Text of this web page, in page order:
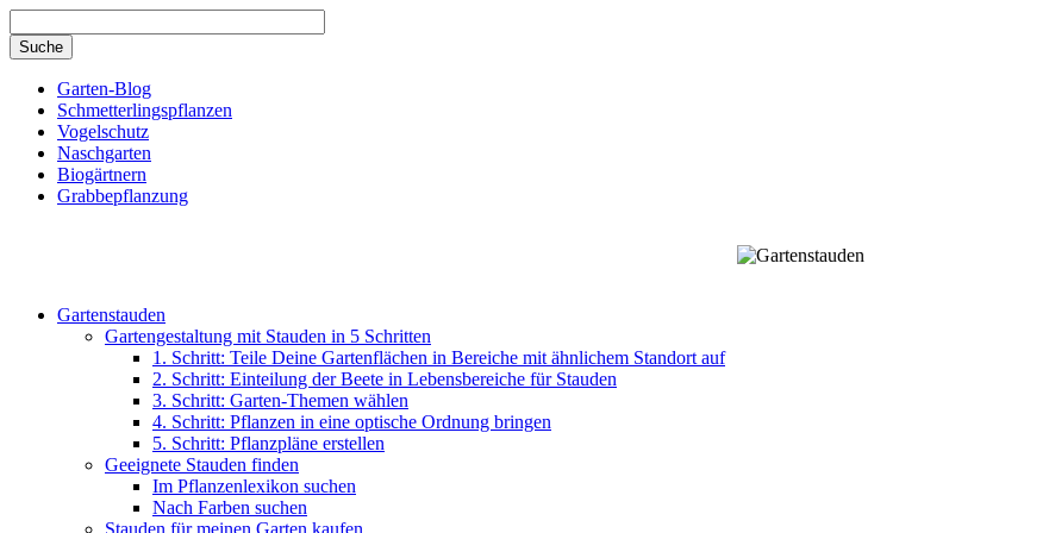
Garten-Blog
Schmetterlingspflanzen
Vogelschutz
Naschgarten
Biogärtnern
Grabbepflanzung
Gartenstauden
Gartengestaltung mit Stauden in 5 Schritten
1. Schritt: Teile Deine Gartenflächen in Bereiche mit ähnlichem Standort auf
2. Schritt: Einteilung der Beete in Lebensbereiche für Stauden
3. Schritt: Garten-Themen wählen
4. Schritt: Pflanzen in eine optische Ordnung bringen
5. Schritt: Pflanzpläne erstellen
Geeignete Stauden finden
Im Pflanzenlexikon suchen
Nach Farben suchen
Stauden für meinen Garten kaufen